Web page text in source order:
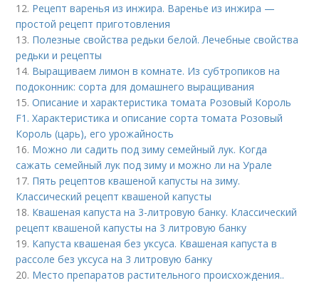
12. Рецепт варенья из инжира. Варенье из инжира —
простой рецепт приготовления
13. Полезные свойства редьки белой. Лечебные свойства
редьки и рецепты
14. Выращиваем лимон в комнате. Из субтропиков на
подоконник: сорта для домашнего выращивания
15.Описание и характеристика томата Розовый Король
F1. Характеристика и описание сорта томата Розовый
Король (царь), его урожайность
16. Можно ли садить под зиму семейный лук. Когда
сажать семейный лук под зиму и можно ли на Урале
17. Пять рецептов квашеной капусты на зиму.
Классический рецепт квашеной капусты
18. Квашеная капуста на 3-литровую банку. Классический
рецепт квашеной капусты на 3 литровую банку
19. Капуста квашеная без уксуса. Квашеная капуста в
рассоле без уксуса на 3 литровую банку
20. Место препаратов растительного происхождения..